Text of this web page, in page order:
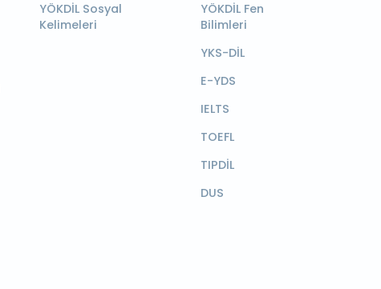
YÖKDİL Sosyal
Kelimeleri
YÖKDİL Fen
Bilimleri
YKS-DİL
E-YDS
IELTS
TOEFL
TIPDİL
DUS